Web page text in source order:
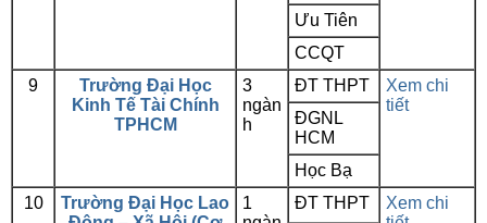
Ưu Tiên
CCQT
9
Trường Đại Học
Kinh Tế Tài Chính
TPHCM
3
ngàn
h
ĐT THPT
Xem chi
tiết
ĐGNL
HCM
Học Bạ
10
Trường Đại Học Lao
1
ĐT THPT
Xem chi